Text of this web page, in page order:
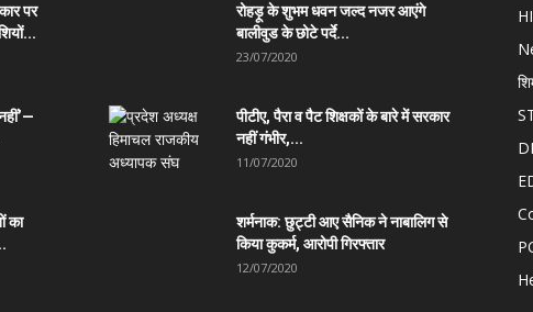
पर
का
रोहड़ू के शुभम धवन जल्द नजर आएंगे
बालीवुड के छोटे पर्दे...
23/07/2020
पीटीए, पैरा व पैट शिक्षकों के बारे में सरकार
नहीं गंभीर,...
11/07/2020
शर्मनाक: छुट्टी आए सैनिक ने नाबालिग से
किया कुकर्म, आरोपी गिरफ्तार
12/07/2020